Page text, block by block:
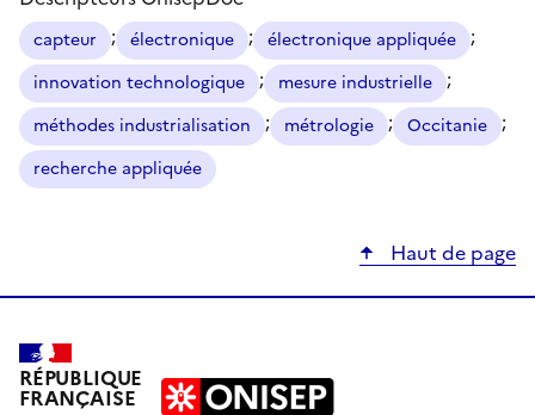
capteur ; électronique ; électronique appliquée ;
innovation technologique ; mesure industrielle ;
méthodes industrialisation ; métrologie ; Occitanie ;
recherche appliquée
Haut de page
RÉPUBLIQUE
FRANÇAISE